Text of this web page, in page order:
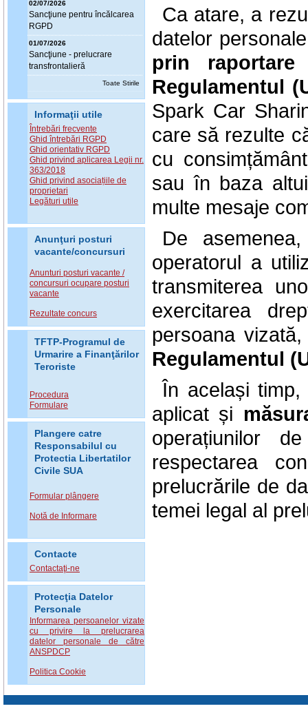
02/07/2026
Sancţiune pentru încălcarea
RGPD
01/07/2026
Sancţiune - prelucrare
transfrontalieră
Toate Stirile
Informaţii utile
Întrebări frecvente
Ghid întrebări RGPD
Ghid orientativ RGPD
Ghid privind aplicarea Legii nr.
363/2018
Ghid privind asociațiile de
proprietari
Legături utile
Anunţuri posturi
vacante/concursuri
Anunturi posturi vacante /
concursuri ocupare posturi
vacante
Rezultate concurs
TFTP-Programul de
Urmarire a Finanţărilor
Teroriste
Procedura
Formulare
Plangere catre
Responsabilul cu
Protectia Libertatilor
Civile SUA
Formular plângere
Notă de Informare
Contacte
Contactaţi-ne
Protecţia Datelor
Personale
Informarea persoanelor vizate
cu privire la prelucrarea
datelor personale de către
ANSPDCP
Politica Cookie
Ca atare, a
datelor
prin raportare
Regulamentul
Spark Car
care să rezulte
cu
sau în baza
multe mesaje
De
operatorul a
transmiterea
exercitarea
persoana
Regulamentul
În același
aplicat și
operațiunilor
respectarea
prelucrările de
temei legal al